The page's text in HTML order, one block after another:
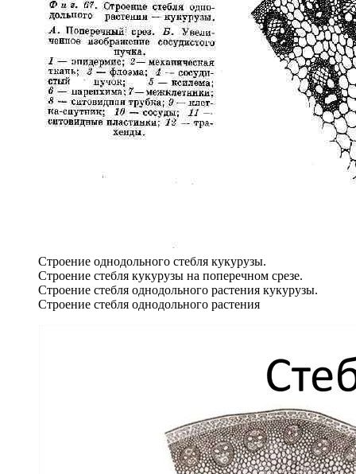
Строение однодольного стебля кукурузы.
Строение стебля кукурузы на поперечном срезе.
Строение стебля однодольного растения кукурузы.
Строение стебля однодольного растения